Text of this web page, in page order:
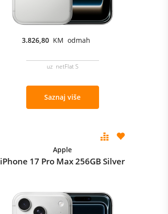
3.826,80 KM odmah
uz netFlat S
Saznaj više
Apple
iPhone 17 Pro Max 256GB Silver